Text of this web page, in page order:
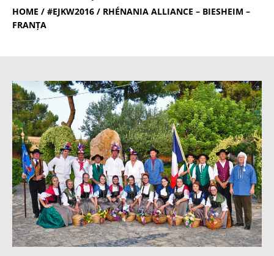
HOME / #EJKW2016 / RHÉNANIA ALLIANCE – BIESHEIM –
FRANȚA